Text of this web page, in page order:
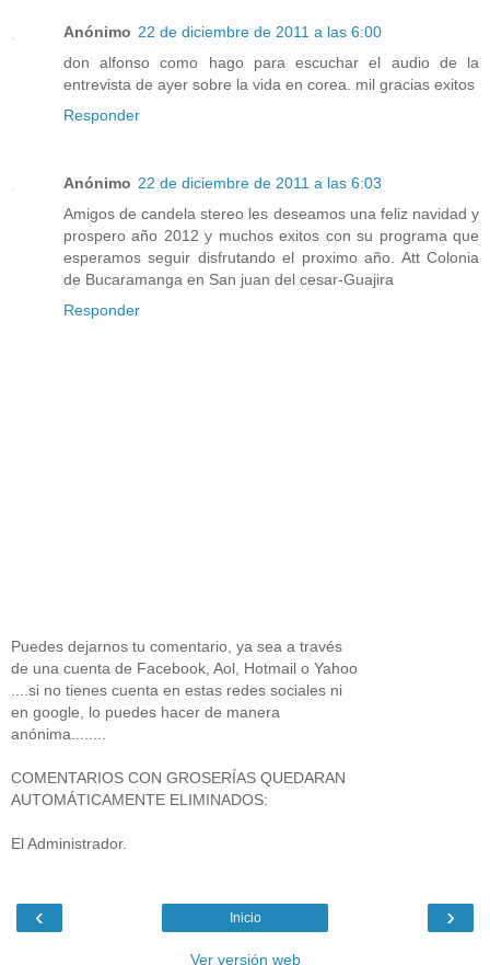
Anónimo 22 de diciembre de 2011 a las 6:00
don alfonso como hago para escuchar el audio de la
entrevista de ayer sobre la vida en corea. mil gracias exitos
Responder
Anónimo 22 de diciembre de 2011 a las 6:03
Amigos de candela stereo les deseamos una feliz navidad y
prospero año 2012 y muchos exitos con su programa que
esperamos seguir disfrutando el proximo año. Att Colonia
de Bucaramanga en San juan del cesar-Guajira
Responder
Puedes dejarnos tu comentario, ya sea a través
de una cuenta de Facebook, Aol, Hotmail o Yahoo
....si no tienes cuenta en estas redes sociales ni
en google, lo puedes hacer de manera
anónima........
COMENTARIOS CON GROSERÍAS QUEDARAN
AUTOMÁTICAMENTE ELIMINADOS:
El Administrador.
‹ ›
Inicio
Ver versión web